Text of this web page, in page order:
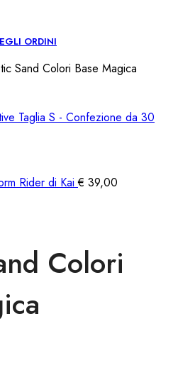
ORDINI
Sand Colori Base Magica
Taglia S - Confezione da 30
Rider di Kai€ 39,00
Colori